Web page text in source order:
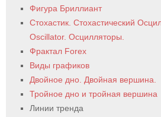
Фигура Бриллиант
Стохастик. Стохастический
Oscillator. Осцилляторы.
Фрактал Forex
Виды графиков
Двойное дно. Двойная вершина.
Тройное дно и тройная вершина
Линии тренда